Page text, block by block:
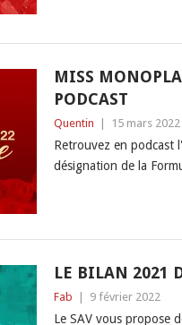
MISS
PODCAST
Quentin 15 mars 2022
Retrouvez en podcast
désignation de la
LE BILAN 2021
Fab 9 février 2022
Le SAV vous propose